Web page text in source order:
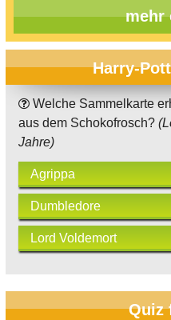
mehr
Harry-
Welche Sammelkarte
aus dem Schokofrosch?
Jahre)
Agrippa
Dumbledore
Lord Voldemort
Quiz